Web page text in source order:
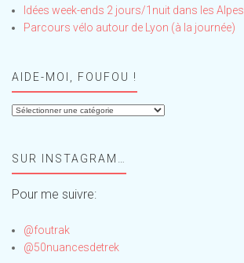
Idées week-ends 2 jours/1nuit dans les Alpes
Parcours vélo autour de Lyon (à la journée)
AIDE-MOI, FOUFOU !
Aide-
!SUR INSTAGRAM…
Pour me suivre:
@foutrak
@50nuancesdetrek